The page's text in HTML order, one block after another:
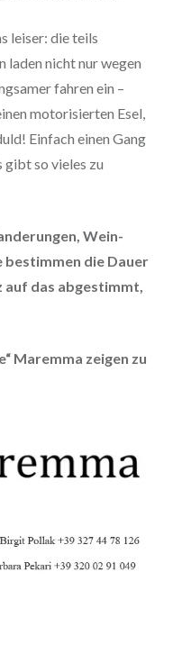
leiser: die teils
laden nicht nur wegen
fahren ein –
motorisierten Esel,
Einfach einen Gang
gibt so vieles zu
Wein-
bestimmen die Dauer
auf das abgestimmt,
Maremma zeigen zu